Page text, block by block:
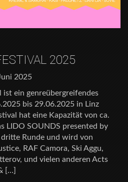
2025
2025
ist ein genreübergreifendes
bis 29.06.2025 in Linz
hat eine Kapazität von ca.
LIDO SOUNDS presented by
Runde und wird von
RAF Camora, Ski Aggu,
und vielen anderen Acts
[…]